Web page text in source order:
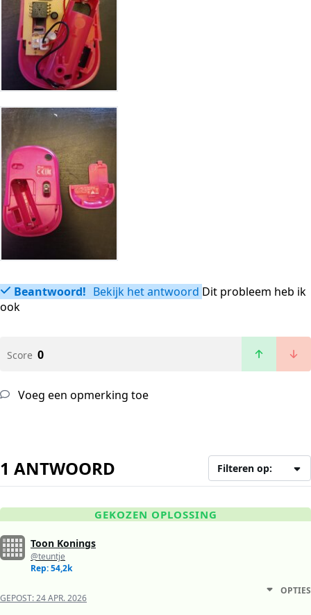
Beantwoord! Bekijk het antwoord Dit probleem heb ik
ook
Score 0
Voeg een opmerking toe
1 ANTWOORD Filteren op:
GEKOZEN OPLOSSING
Toon Konings
@teuntje
Rep: 54,2k
GEPOST:24 APR. 2026
OPTIES